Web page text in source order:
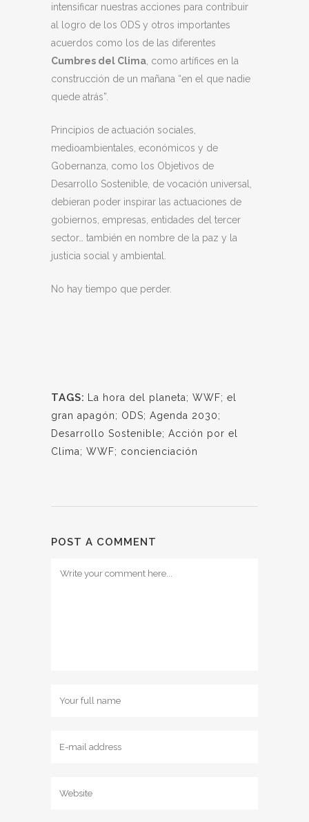
intensificar nuestras acciones para contribuir
al logro de los ODS y otros importantes
acuerdos como los de las diferentes
Cumbres del Clima , como artífices en la
construcción de un mañana “en el que nadie
quede atrás”.
Principios de actuación sociales,
medioambientales, económicos y de
Gobernanza, como los Objetivos de
Desarrollo Sostenible, de vocación universal,
debieran poder inspirar las actuaciones de
gobiernos, empresas, entidades del tercer
sector… también en nombre de la paz y la
justicia social y ambiental.
No hay tiempo que perder.
TAGS:
La hora del planeta; WWF; el
gran apagón; ODS; Agenda 2030;
Desarrollo Sostenible; Acción por el
Clima; WWF; concienciación
POST A COMMENT